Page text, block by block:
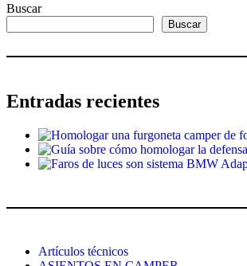
Buscar
Buscar
Entradas recientes
Artículos técnicos